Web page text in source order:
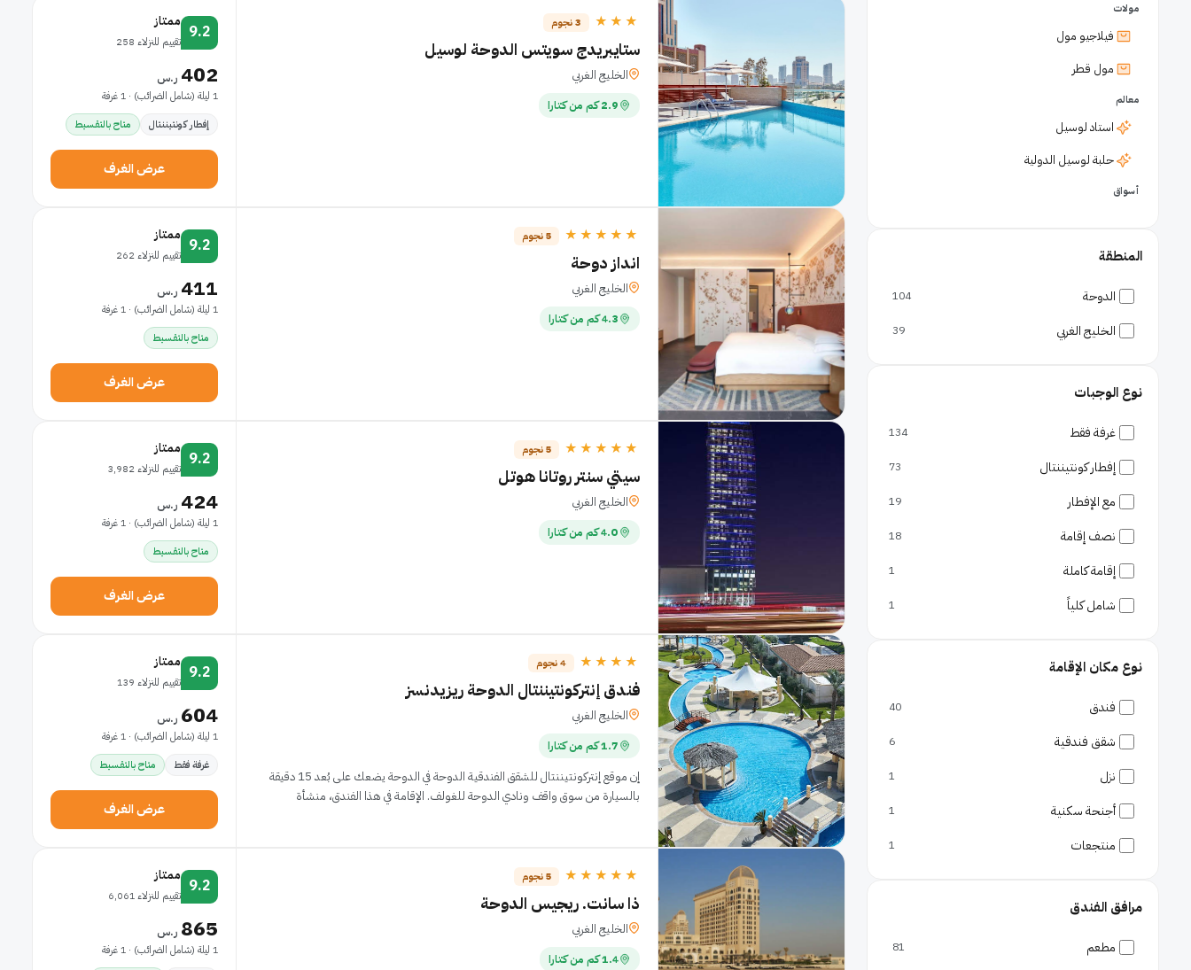
مولات
فيلاجيو مول
مول قطر
معالم
استاد لوسيل
حلبة لوسيل الدولية
أسواق
أحياء
الوست باي
كتارا
متاحف
متحف الفن الإسلامي
شواطئ
مطار حمد الدولي
المنطقة
الدوحة 104
الخليج الغربي 39
نوع الوجبات
غرفة فقط 134
إفطار كونتيننتال 73
مع الإفطار 19
نصف إقامة 18
إقامة كاملة 1
شامل كلياً 1
نوع مكان الإقامة
فندق 40
شقق فندقية 6
نزل 1
أجنحة سكنية 1
منتجعات 1
مرافق الفندق
مطعم 81
★★★ 3 نجوم
ستايبريدج سويتس الدوحة لوسيل
الخليج الغربي
2.9 كم من كتارا
9.2
ممتاز
تقييم للنزلاء 258
402 ر.س
1 ليلة (شامل الضرائب) · 1 غرفة
إفطار كونتيننتال
متاح بالتقسيط
عرض الغرف
★★★★★ 5 نجوم
انداز دوحة
الخليج الغربي
4.3 كم من كتارا
9.2
ممتاز
تقييم للنزلاء 262
411 ر.س
1 ليلة (شامل الضرائب) · 1 غرفة
متاح بالتقسيط
عرض الغرف
★★★★★ 5 نجوم
سيتي سنتر روتانا هوتل
الخليج الغربي
4.0 كم من كتارا
9.2
ممتاز
تقييم للنزلاء 3,982
424 ر.س
1 ليلة (شامل الضرائب) · 1 غرفة
متاح بالتقسيط
عرض الغرف
★★★★ 4 نجوم
فندق إنتركونتيننتال الدوحة ريزيدنسز
الخليج الغربي
1.7 كم من كتارا
إن موقع إنتركونتيننتال للشقق الفندقية الدوحة في الدوحة يضعك على بُعد 15 دقيقة
بالسيارة من سوق واقف ونادي الدوحة للغولف. الإقامة في هذا الفندق، منشأة
9.2
ممتاز
تقييم للنزلاء 139
604 ر.س
1 ليلة (شامل الضرائب) · 1 غرفة
غرفة فقط
متاح بالتقسيط
عرض الغرف
★★★★★ 5 نجوم
ذا سانت. ريجيس الدوحة
الخليج الغربي
1.4 كم من كتارا
9.2
ممتاز
تقييم للنزلاء 6,061
865 ر.س
1 ليلة (شامل الضرائب) · 1 غرفة